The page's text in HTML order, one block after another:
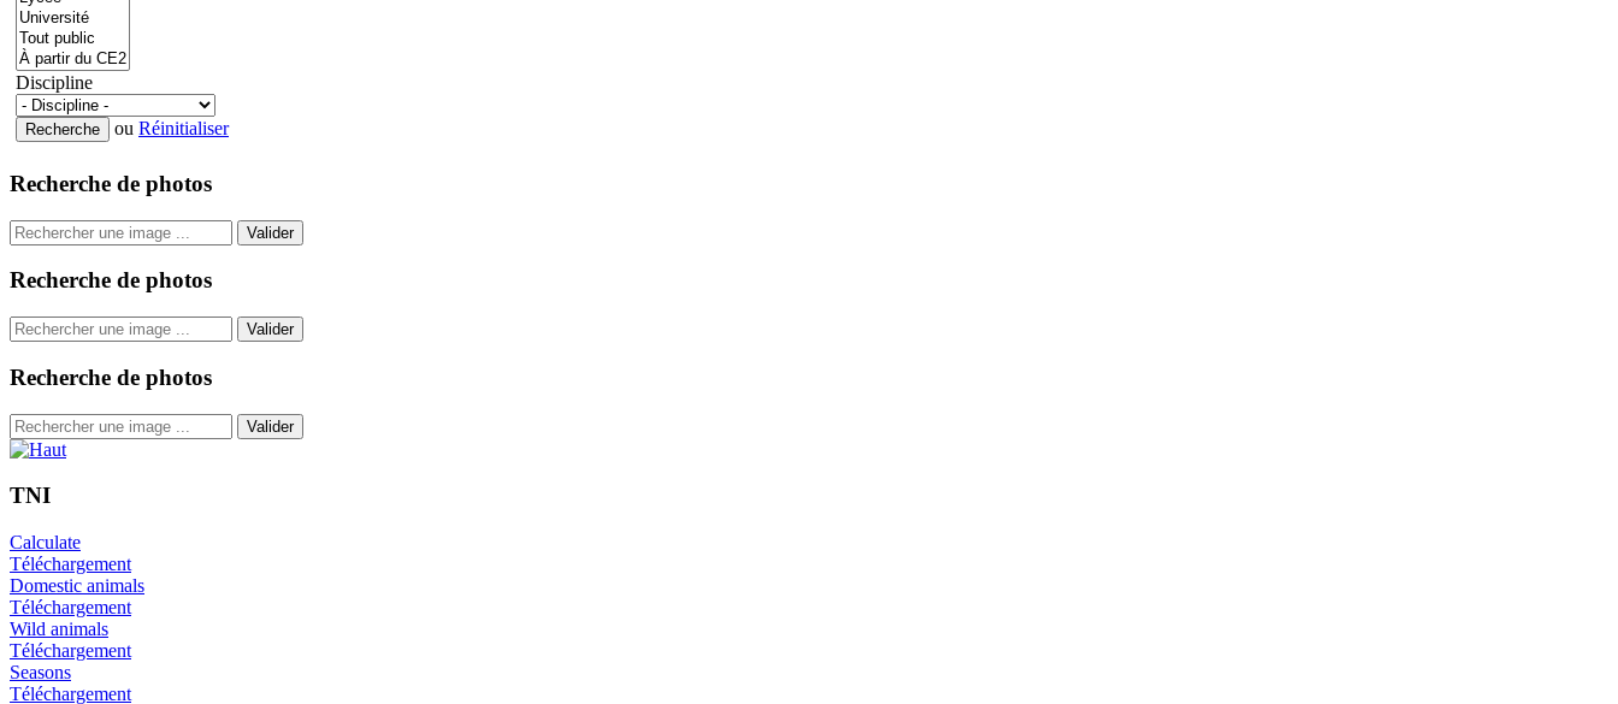
Discipline
ou Réinitialiser
Recherche de photos
Valider
Recherche de photos
Valider
Recherche de photos
Valider
TNI
Calculate
Téléchargement
Domestic animals
Téléchargement
Wild animals
Téléchargement
Seasons
Téléchargement